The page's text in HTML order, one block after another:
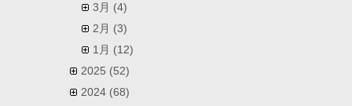
3月 (4)
2月 (3)
1月 (12)
2025 (52)
2024 (68)